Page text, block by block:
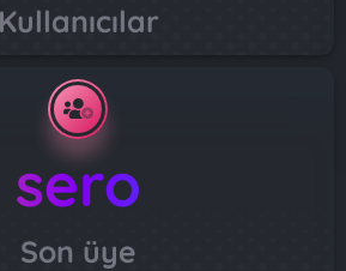
Kullanıcılar
sero
Son üye